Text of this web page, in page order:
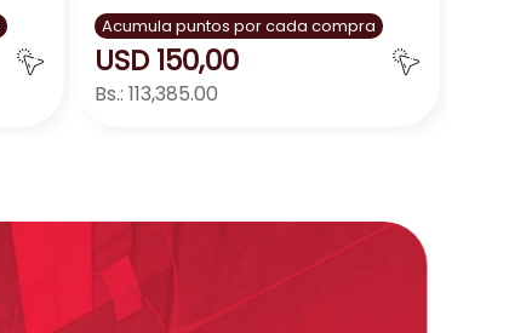
Acumula puntos por cada compra
USD 150,00
Bs.: 113,385.00